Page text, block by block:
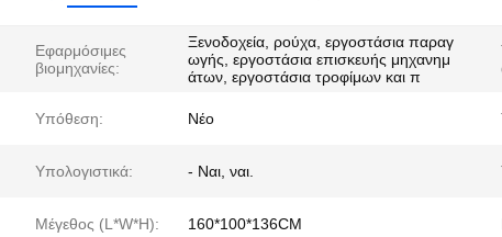
Εφαρμόσιμες
βιομηχανίες:
Ξενοδοχεία, ρούχα, εργοστάσια παραγ
ωγής, εργοστάσια επισκευής μηχανημ
άτων, εργοστάσια τροφίμων και π
Υπόθεση: Νέο
Υπολογιστικά: - Ναι, ναι.
Μέγεθος (L*W*H): 160*100*136CM